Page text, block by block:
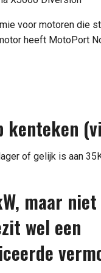
voor motoren die
heeft MotoPort
of gelijk is aan
maar
wel een